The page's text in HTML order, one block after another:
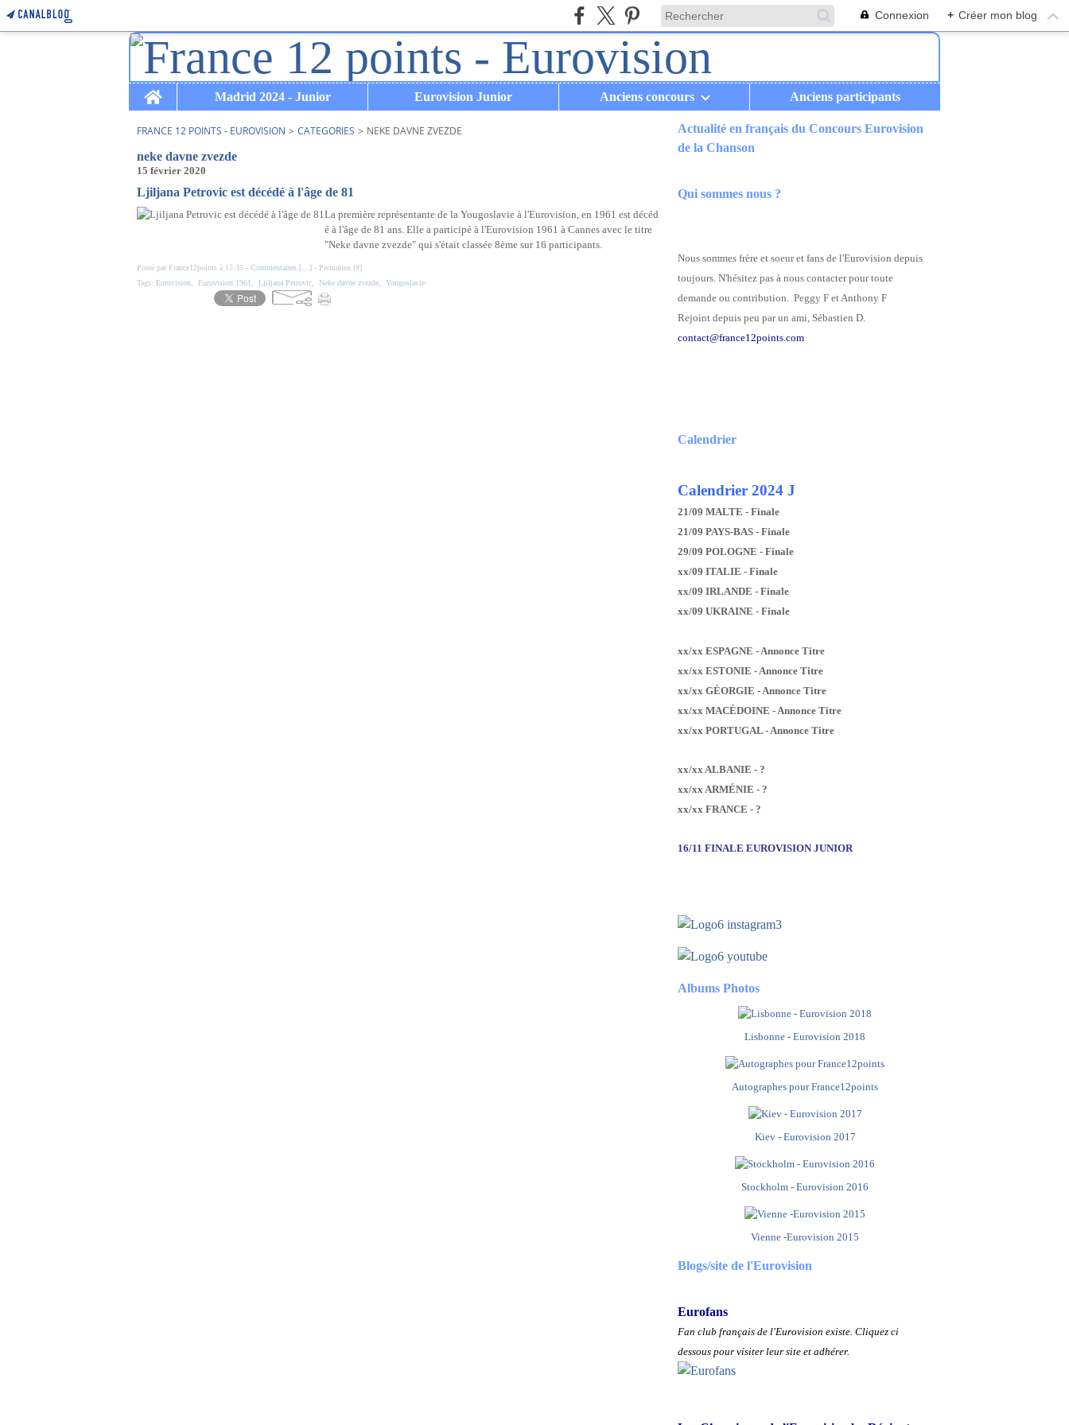
Connexion + Créer mon blog
Home
Madrid 2024 - Junior Eurovision Junior Anciens concours Anciens participants
FRANCE 12 POINTS - EUROVISION > CATEGORIES > NEKE DAVNE ZVEZDE
neke davne zvezde
15 février 2020
Ljiljana Petrovic est décédé à l'âge de 81
La première représentante de la Yougoslavie à l'Eurovision, en 1961 est décéd
é à l'âge de 81 ans. Elle a participé à l'Eurovision 1961 à Cannes avec le titre
"Neke davne zvezde" qui s'était classée 8ème sur 16 participants.
Posté par France12points à 15:35 - Commentaires [ ] - Permalien [#]
Tags: Eurovision Eurovision 1961 Ljiljana Petrovic Neke davne zvezde Yougoslavie
Actualité en français du Concours Eurovision
de la Chanson
Qui sommes nous ?
Nous sommes frère et soeur et fans de l'Eurovision depuis
toujours. N'hésitez pas à nous contacter pour toute
demande ou contribution. Peggy F et Anthony F
Rejoint depuis peu par un ami, Sébastien D.
contact@france12points.com
Calendrier
Calendrier 2024 J
21/09 MALTE - Finale
21/09 PAYS-BAS - Finale
29/09 POLOGNE - Finale
xx/09 ITALIE - Finale
xx/09 IRLANDE - Finale
xx/09 UKRAINE - Finale
xx/xx ESPAGNE - Annonce Titre
xx/xx ESTONIE - Annonce Titre
xx/xx GÉORGIE - Annonce Titre
xx/xx MACÉDOINE - Annonce Titre
xx/xx PORTUGAL - Annonce Titre
xx/xx ALBANIE - ?
xx/xx ARMÉNIE - ?
xx/xx FRANCE - ?
16/11 FINALE EUROVISION JUNIOR
Albums Photos
Lisbonne - Eurovision 2018
Autographes pour France12points
Kiev - Eurovision 2017
Stockholm - Eurovision 2016
Vienne -Eurovision 2015
Blogs/site de l'Eurovision
Eurofans
Fan club français de l'Eurovision existe. Cliquez ci
dessous pour visiter leur site et adhérer.